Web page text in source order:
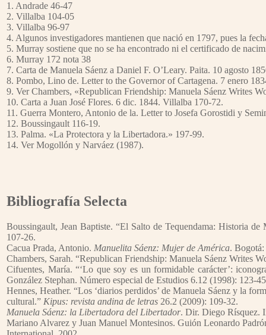
1. Andrade 46-47
2. Villalba 104-05
3. Villalba 96-97
4. Algunos investigadores mantienen que nació en 1797, pues la
5. Murray sostiene que no se ha encontrado ni el certificado de
6. Murray 172 nota 38
7. Carta de Manuela Sáenz a Daniel F. O’Leary. Paita. 10 agosto
8. Pombo, Lino de. Letter to the Governor of Cartagena. 7 enero
9. Ver Chambers, «Republican Friendship: Manuela Sáenz Writes
10. Carta a Juan José Flores. 6 dic. 1844. Villalba 170-72.
11. Guerra Montero, Antonio de la. Letter to Josefa Gorostidi y
12. Boussingault 116-19.
13. Palma. «La Protectora y la Libertadora.» 197-99.
14. Ver Mogollón y Narváez (1987).
Bibliografía Selecta
Boussingault, Jean Baptiste. “El Salto de Tequendama: Historia de
107-26.
Cacua Prada, Antonio. Manuelita Sáenz: Mujer de América.
Chambers, Sarah. “Republican Friendship: Manuela Sáenz Writes
Cifuentes, María. “‘Lo que soy es un formidable carácter’:
González Stephan. Número especial de Estudios 6.12 (1998): 123-
Hennes, Heather. “Los ‘diarios perdidos’ de Manuela Sáenz y la
cultural.” Kipus: revista andina de letras 26.2 (2009): 109-32.
Manuela Sáenz: la Libertadora del Libertador. Dir. Diego Rísquez.
Mariano Alvarez y Juan Manuel Montesinos. Guión Leonardo